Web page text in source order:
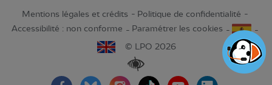
Mentions légales et crédits
Politique de confidentialité
Accessibilité : non conforme
Paramétrer les cookies
© LPO 2026
Renforcer les contrastes